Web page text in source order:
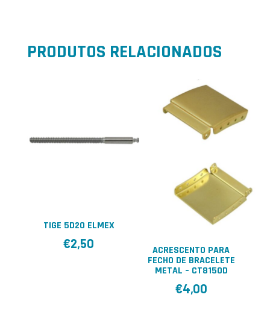
PRODUTOS RELACIONADOS
TIGE 5D20 ELMEX
€2,50
ACRESCENTO PARA
FECHO DE BRACELETE
METAL – CT8150D
€4,00